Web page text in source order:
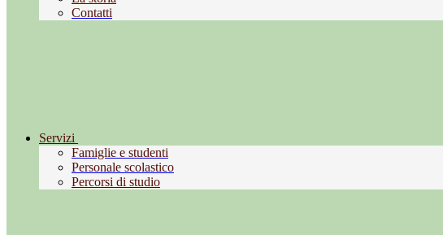
Contatti
Servizi
Famiglie e studenti
Personale scolastico
Percorsi di studio